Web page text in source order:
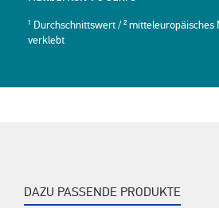
¹ Durchschnittswert / ²
verklebt
DAZU PASSENDE PRODUKTE